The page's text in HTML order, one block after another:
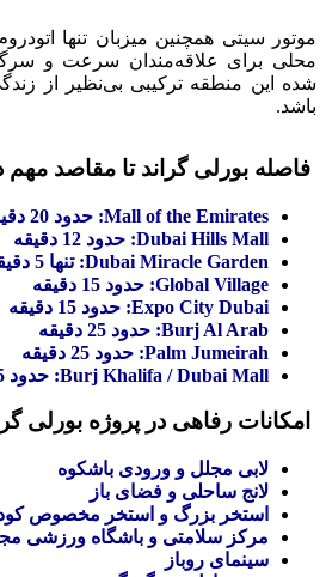
محلی برای علاقه‌مندان سرعت و
شده این منطقه ترکیبی بی‌نظیر از
باشد.
فاصله بورلی گراند تا مقاصد مهم
Mall of the Emirates: حدود 20 دقیقه
Dubai Hills Mall: حدود 12 دقیقه
Dubai Miracle Garden: تنها 5 دقیقه
Global Village: حدود 15 دقیقه
Expo City Dubai: حدود 15 دقیقه
Burj Al Arab: حدود 25 دقیقه
Palm Jumeirah: حدود 25 دقیقه
Burj Khalifa / Dubai Mall: حدود 25 دقیقه
امکانات رفاهی در پروژه بورلی
لابی مجلل و ورودی باشکوه
لانج ساحلی و فضای باز
استخر بزرگ و استخر مخصوص
مرکز سلامتی و باشگاه ورزشی
سینمای روباز